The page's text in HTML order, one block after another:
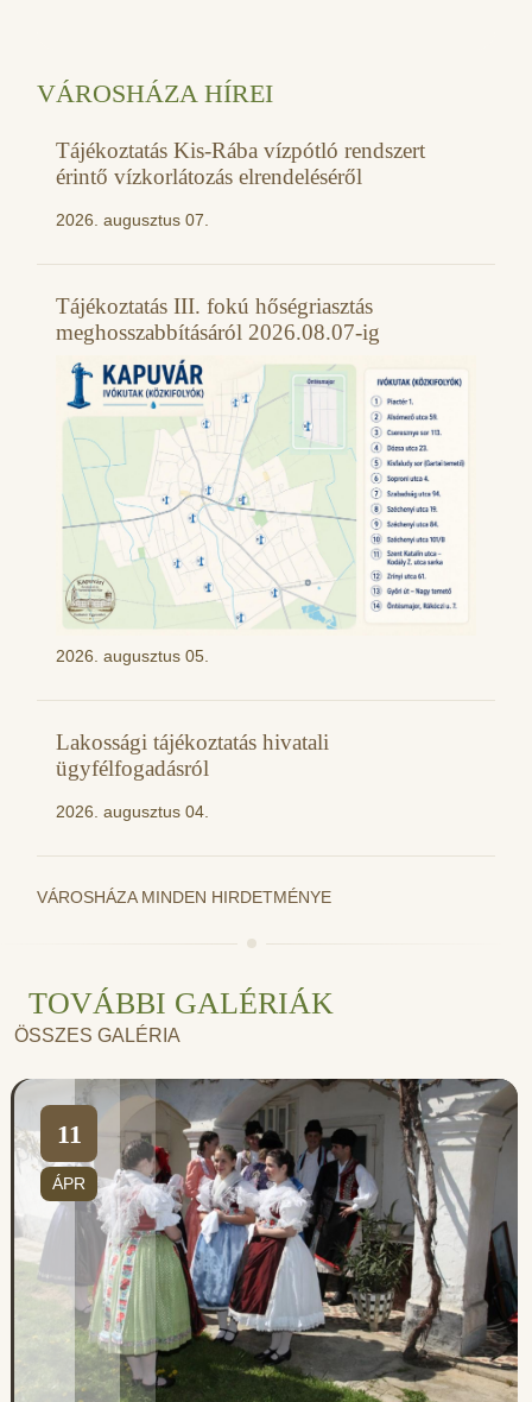
VÁROSHÁZA HÍREI
Tájékoztatás Kis-Rába vízpótló rendszert
érintő vízkorlátozás elrendeléséről
2026. augusztus 07.
Tájékoztatás III. fokú hőségriasztás
meghosszabbításáról 2026.08.07-ig
2026. augusztus 05.
Lakossági tájékoztatás hivatali
ügyfélfogadásról
2026. augusztus 04.
VÁROSHÁZA MINDEN HIRDETMÉNYE
TOVÁBBI GALÉRIÁK
ÖSSZES GALÉRIA
11
ÁPR